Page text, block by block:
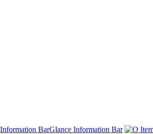
Glance Information Bar